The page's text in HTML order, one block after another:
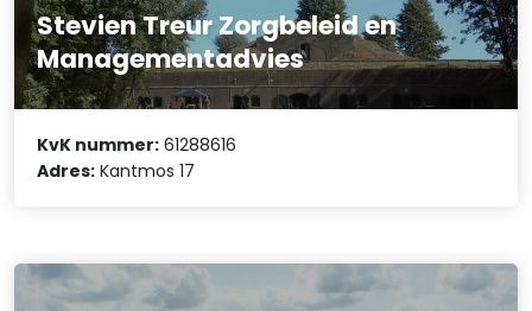
Stevien Treur Zorgbeleid en
Managementadvies
KvK nummer: 61288616
Adres: Kantmos 17